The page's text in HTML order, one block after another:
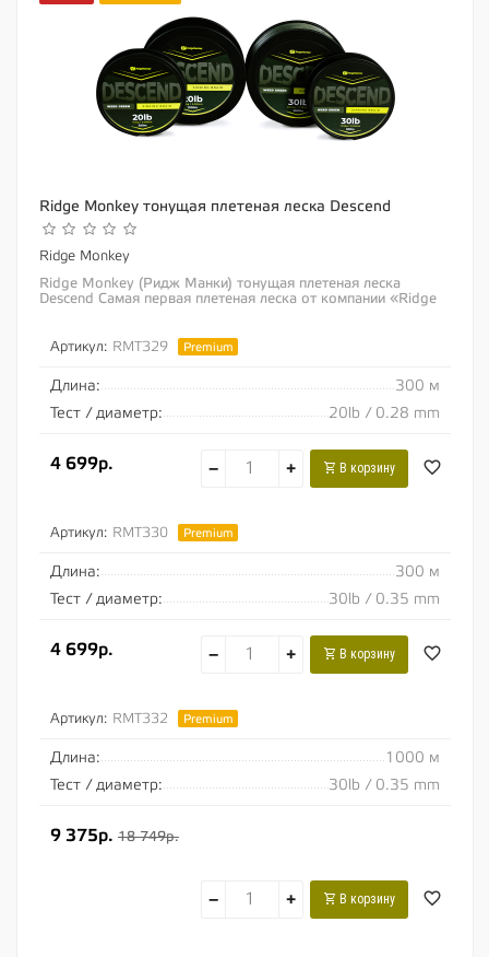
Ridge Monkey тонущая плетеная леска Descend
Ridge Monkey
Ridge Monkey (Ридж Манки) тонущая плетеная леска
Descend Самая первая плетеная леска от компании «Ridge
Артикул: RMT329 Premium
Длина:
300 м
Тест / диаметр:
20lb / 0.28 mm
4 699р. − + В корзину
Артикул: RMT330 Premium
Длина:
300 м
Тест / диаметр:
30lb / 0.35 mm
4 699р. − + В корзину
Артикул: RMT332 Premium
Длина:
1000 м
Тест / диаметр:
30lb / 0.35 mm
9 375р. 18 749р.
− + В корзину